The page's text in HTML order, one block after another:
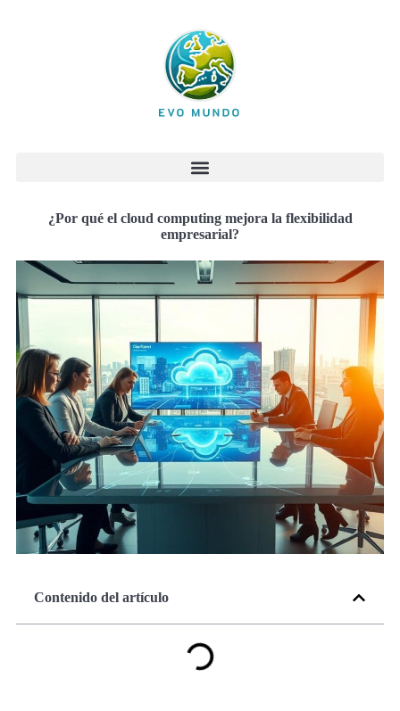
¿Por qué el cloud computing mejora la flexibilidad
empresarial?
Contenido del artículo